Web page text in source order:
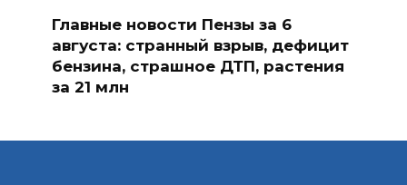
Главные новости Пензы за 6
августа: странный взрыв, дефицит
бензина, страшное ДТП, растения
за 21 млн